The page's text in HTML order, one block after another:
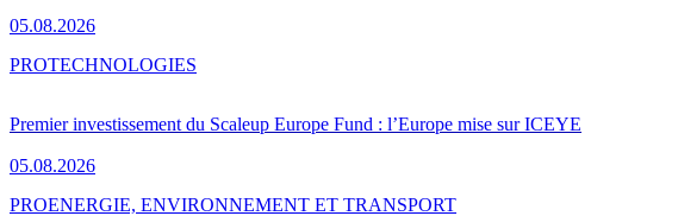
05.08.2026
Premier investissement du Scaleup Europe Fund : l’Europe mise sur ICEYE
05.08.2026
PROTECHNOLOGIES
PROENERGIE, ENVIRONNEMENT ET TRANSPORT